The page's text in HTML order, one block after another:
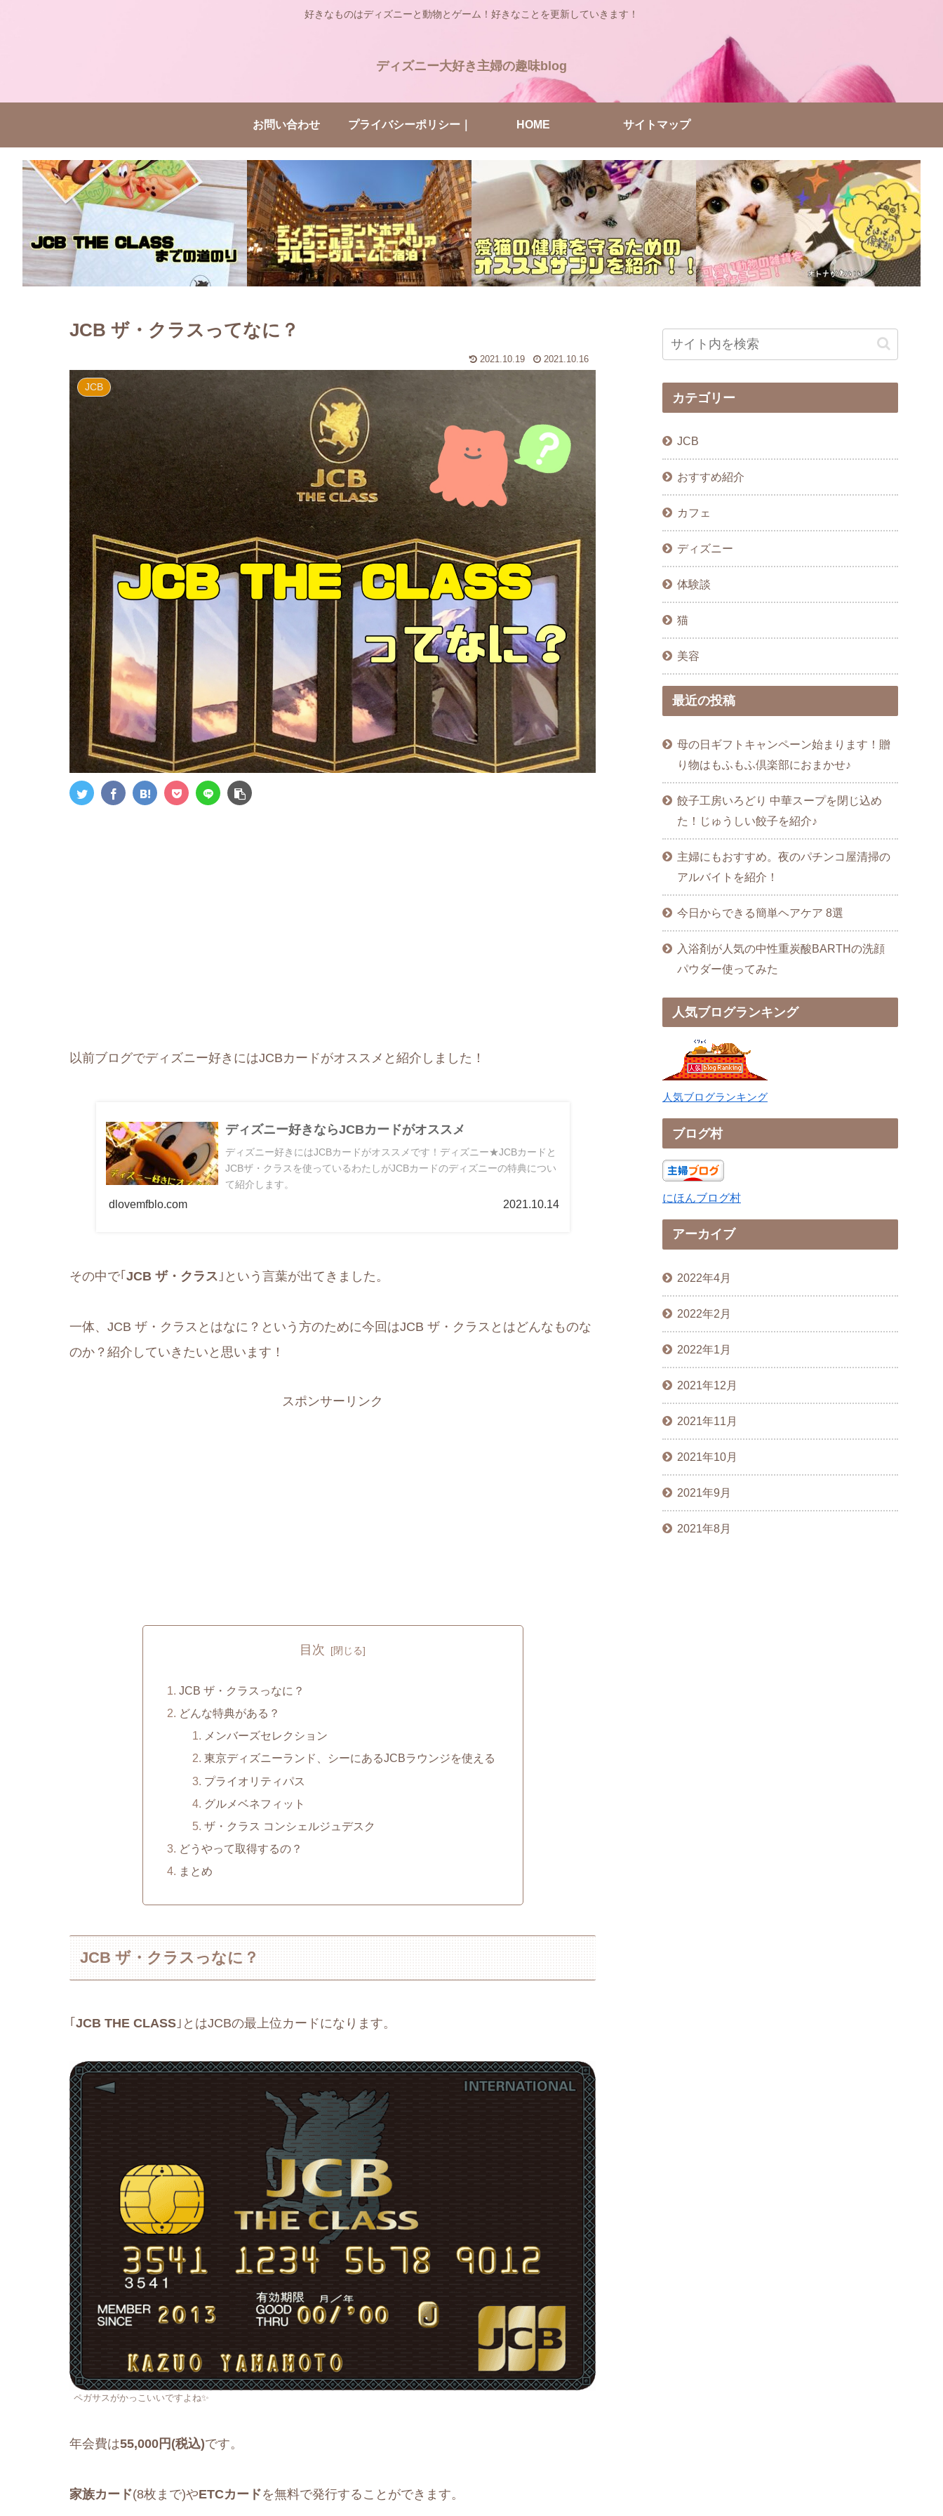
好きなものはディズニーと動物とゲーム！好きなことを更新していきます！
ディズニー大好き主婦の趣味blog
お問い合わせ プライバシーポリシー｜
ディズニー大好き主婦の
趣味blog
HOME サイトマップ
JCB ザ・クラスってなに？
2021.10.19 2021.10.16
JCB
以前ブログでディズニー好きにはJCBカードがオススメと紹介しました！
ディズニー好きならJCBカードがオススメ
ディズニー好きにはJCBカードがオススメです！ディズニー★JCBカードと
JCBザ・クラスを使っているわたしがJCBカードのディズニーの特典につい
て紹介します。
dlovemfblo.com 2021.10.14
その中で｢ JCB ザ・クラス ｣という言葉が出てきました。
一体、JCB ザ・クラスとはなに？という方のために今回はJCB ザ・クラスとはどんなものな
のか？紹介していきたいと思います！
スポンサーリンク
目次
JCB ザ・クラスっなに？
どんな特典がある？
メンバーズセレクション
東京ディズニーランド、シーにあるJCBラウンジを使える
プライオリティパス
グルメベネフィット
ザ・クラス コンシェルジュデスク
どうやって取得するの？
まとめ
JCB ザ・クラスっなに？
｢ JCB THE CLASS ｣とはJCBの最上位カードになります。
ペガサスがかっこいいですよね✨
年会費は55,000円(税込)です。
家族カード(8枚まで)やETCカードを無料で発行することができます。
カテゴリー
JCB
おすすめ紹介
カフェ
ディズニー
体験談
猫
美容
最近の投稿
母の日ギフトキャンペーン始まります！贈
り物はもふもふ倶楽部におまかせ♪
餃子工房いろどり 中華スープを閉じ込め
た！じゅうしい餃子を紹介♪
主婦にもおすすめ。夜のパチンコ屋清掃の
アルバイトを紹介！
今日からできる簡単ヘアケア 8選
入浴剤が人気の中性重炭酸BARTHの洗顔
パウダー使ってみた
人気ブログランキング
人気ブログランキング
ブログ村
にほんブログ村
アーカイブ
2022年4月
2022年2月
2022年1月
2021年12月
2021年11月
2021年10月
2021年9月
2021年8月